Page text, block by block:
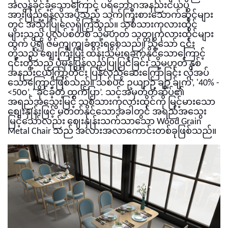
အလွန်ခိုင်ခံ့သောကြောင့် ပရိဘောဂအနည်းငယ်ပို
အားဖြည့်ရန်လိုအပ်သည့် သက်ကြီးစားသောက်ဆိုင်များ
တွင် အသုံးပြုလေ့ရှိကြသည်။ သစ်သားကုလားထိုင်
များသည် ပလပ်စတစ် သို့မဟုတ် သတ္တုကုလားထိုင်များ
ထက် ပို၍ ဇိမ်ကျကျခံစားရစေသည်။ သို့သော် ၎င်း
တို့သည် စျေးကြီးပြီး ထိန်းသိမ်းရခက်နိုင်သောကြောင့်
၎င်းတို့သည် ပုံမှန်ပြန်လည်ပြုပြင်ခြင်း သို့မဟုတ် နှစ်
အနည်းငယ်ကြာတိုင်း ပြန်လည်ဆေးကြောခြင်း လိုအပ်
သောကြောင့်ဖြစ်သည်။ သစ်ပင် ဥယျာဉ် ချာ့ ခ်ျက်’, '40% -
<50၀’, ' ခိုင်ခံ့တဲ့ ထွက်ပြာ’. သင့်အမှတ်တံဆိပ်၏
အရည်အသွေးမြင့် သစ်သားကုလားထိုင်ကို မြင့်မားသော
စျေးနှုန်းဖြင့် မတတ်နိုင်သောအခါတွင် အရည်အသွေး
မြင့်သော်လည်း ဈေးနှုန်းသက်သာသော Wood Grain
Metal Chair သည် အလားအလာကောင်းတစ်ခုဖြစ်သည်။